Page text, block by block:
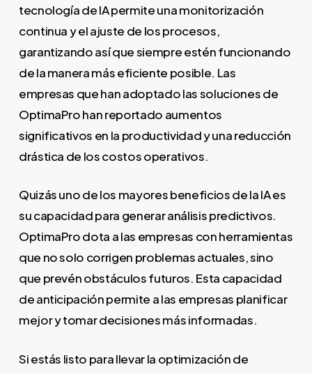
tecnología de IA permite una monitorización
continua y el ajuste de los procesos,
garantizando así que siempre estén funcionando
de la manera más eficiente posible. Las
empresas que han adoptado las soluciones de
OptimaPro han reportado aumentos
significativos en la productividad y una reducción
drástica de los costos operativos.
Quizás uno de los mayores beneficios de la IA es
su capacidad para generar análisis predictivos.
OptimaPro dota a las empresas con herramientas
que no solo corrigen problemas actuales, sino
que prevén obstáculos futuros. Esta capacidad
de anticipación permite a las empresas planificar
mejor y tomar decisiones más informadas.
Si estás listo para llevar la optimización de